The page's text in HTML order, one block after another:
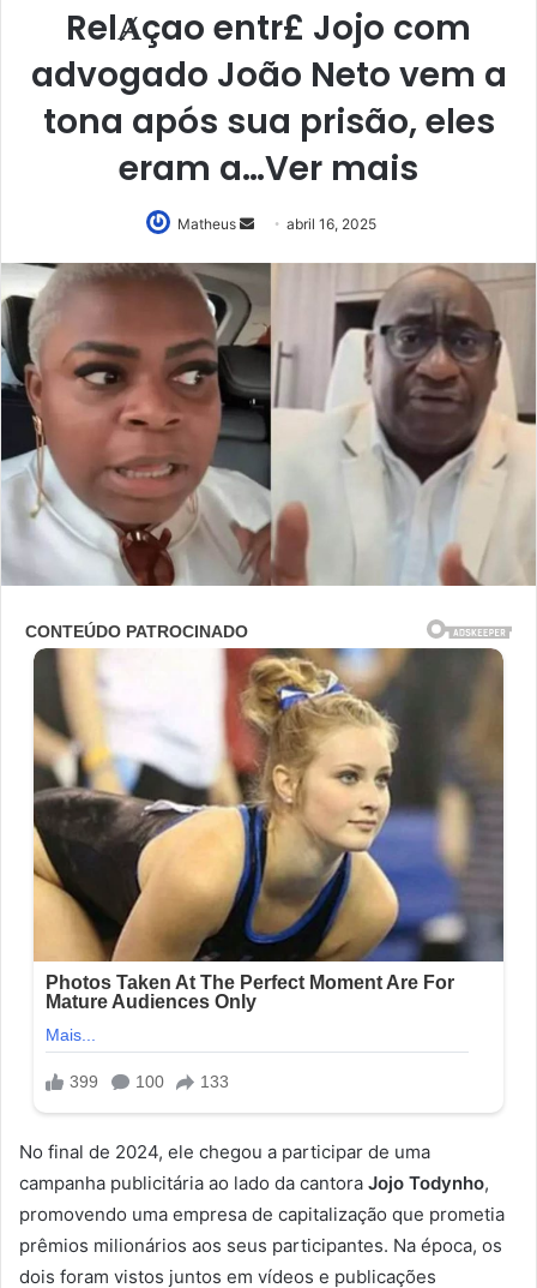
RelȺçao entr£ Jojo com
advogado João Neto vem a
tona após sua prisão, eles
eram a…Ver mais
Matheus
Mande
mail
abril 16, 2025
No final de 2024, ele chegou a participar de uma
campanha publicitária ao lado da cantora Jojo Todynho,
promovendo uma empresa de capitalização que prometia
prêmios milionários aos seus participantes. Na época, os
dois foram vistos juntos em vídeos e publicações